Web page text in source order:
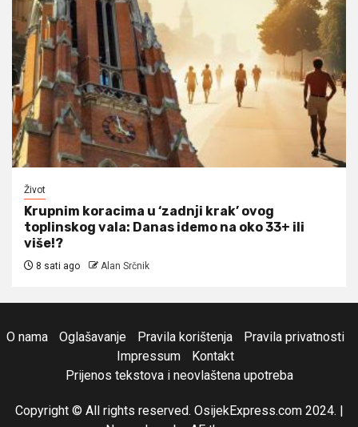
Život
Krupnim koracima u ‘zadnji krak’ ovog
toplinskog vala: Danas idemo na oko 33+ ili
više!?
8 sati ago Alan Srčnik
O nama Oglašavanje Pravila korištenja
Pravila privatnosti
Impressum
Kontakt
Prijenos tekstova i neovlaštena upotreba
Copyright © All rights reserved. OsijekExpress.com 2024. |